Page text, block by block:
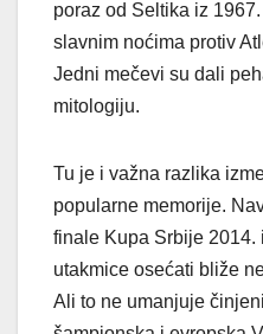
poraz od Seltika iz
slavnim noćima protiv
Jedni mečevi su dali
mitologiju.
Tu je i važna razlika
popularne memorije.
finale Kupa Srbije 2014.
utakmice osećati bliže
Ali to ne umanjuje